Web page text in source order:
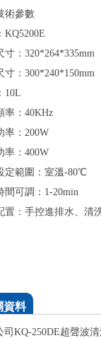
術參數
KQ5200E
尺寸：
寸：300*240*150mm
10L
率：40KHz
率：200W
率：400W
定範圍：室溫-80℃
間可調：1-20min
置：手控進排水、清
資料
司KQ-250DE超聲波